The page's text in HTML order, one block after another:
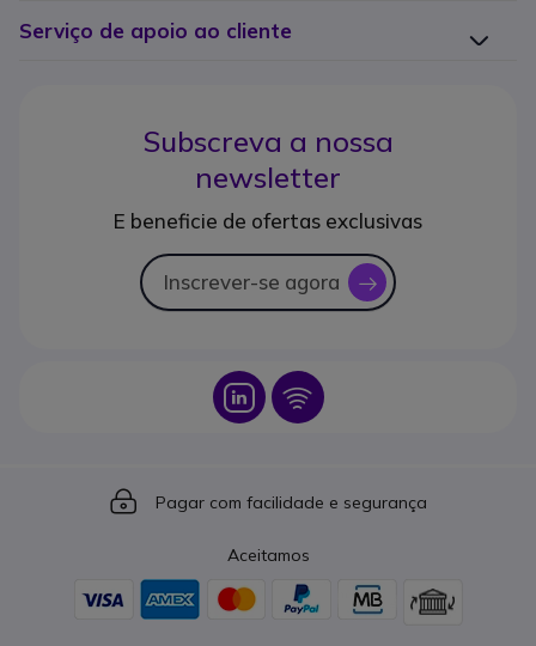
Serviço de apoio ao cliente
Subscreva a nossa
newsletter
E beneficie de ofertas exclusivas
Inscrever-se agora icon
Icon Icon
Icon
Pagar com facilidade e segurança
Aceitamos